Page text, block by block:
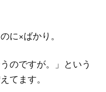
に×ばかり。
のですが。」という
てます。